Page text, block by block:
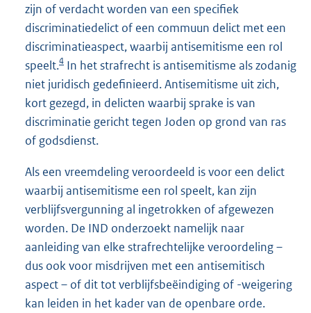
zijn of verdacht worden van een specifiek
discriminatiedelict of een commuun delict met een
discriminatieaspect, waarbij antisemitisme een rol
speelt.4 In het strafrecht is antisemitisme als zodanig
niet juridisch gedefinieerd. Antisemitisme uit zich,
kort gezegd, in delicten waarbij sprake is van
discriminatie gericht tegen Joden op grond van ras
of godsdienst.
Als een vreemdeling veroordeeld is voor een delict
waarbij antisemitisme een rol speelt, kan zijn
verblijfsvergunning al ingetrokken of afgewezen
worden. De IND onderzoekt namelijk naar
aanleiding van elke strafrechtelijke veroordeling –
dus ook voor misdrijven met een antisemitisch
aspect – of dit tot verblijfsbeëindiging of -weigering
kan leiden in het kader van de openbare orde.